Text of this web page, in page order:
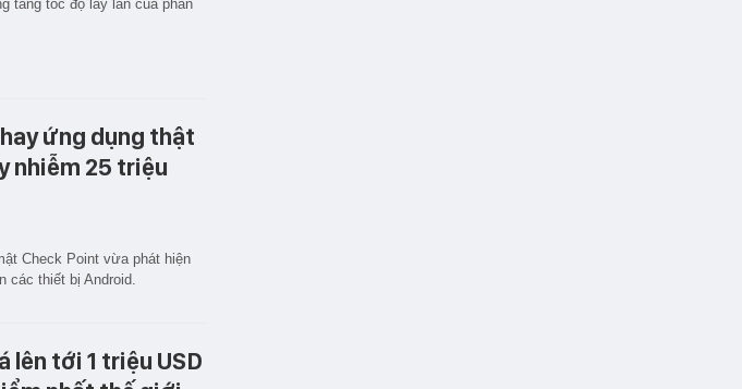
tăng tốc độ lây lan của phần
ứng dụng thật
nhiễm 25 triệu
Check Point vừa phát hiện
các thiết bị Android.
lên tới 1 triệu USD